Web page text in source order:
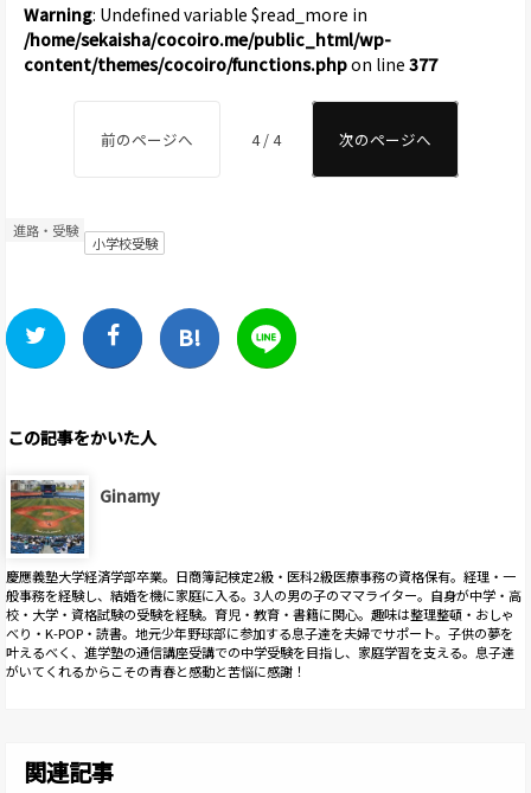
Warning: Undefined variable $read_more in
/home/sekaisha/cocoiro.me/public_html/wp-
content/themes/cocoiro/functions.phpon line 377
前のページへ 4 / 4 次のページへ
進路・受験
小学校受験
この記事をかいた人
Ginamy
慶應義塾大学経済学部卒業。日商簿記検定2級・医科2級医療事務の資格保有。経理・一
般事務を経験し、結婚を機に家庭に入る。3人の男の子のママライター。自身が中学・高
校・大学・資格試験の受験を経験。育児・教育・書籍に関心。趣味は整理整頓・おしゃ
べり・K-POP・読書。地元少年野球部に参加する息子達を夫婦でサポート。子供の夢を
叶えるべく、進学塾の通信講座受講での中学受験を目指し、家庭学習を支える。息子達
がいてくれるからこその青春と感動と苦悩に感謝！
関連記事